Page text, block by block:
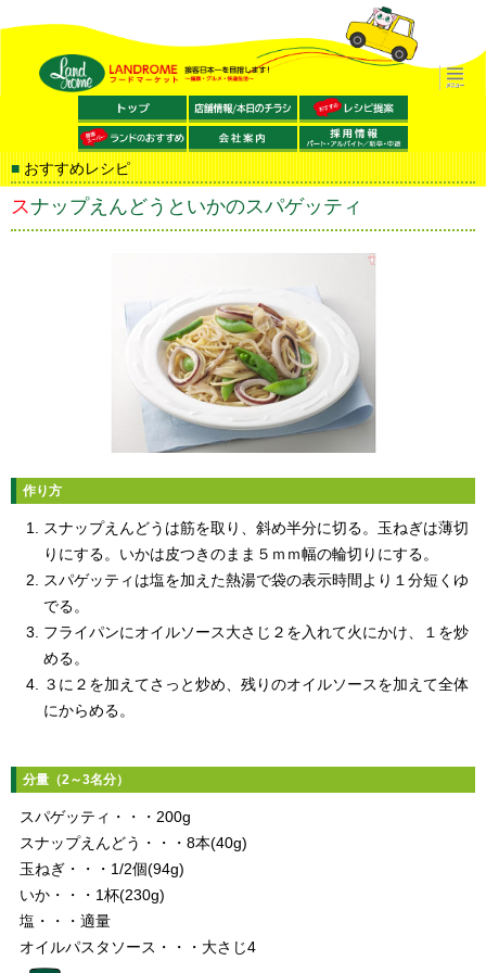
おすすめレシピ
スナップえんどうといかのスパゲッティ
作り方
スナップえんどうは筋を取り、斜め半分に切る。玉ねぎは薄切
りにする。いかは皮つきのまま５ｍｍ幅の輪切りにする。
スパゲッティは塩を加えた熱湯で袋の表示時間より１分短くゆ
でる。
フライパンにオイルソース大さじ２を入れて火にかけ、１を炒
める。
３に２を加えてさっと炒め、残りのオイルソースを加えて全体
にからめる。
分量（2～3名分）
スパゲッティ・・・200g
スナップえんどう・・・8本(40g)
玉ねぎ・・・1/2個(94g)
いか・・・1杯(230g)
塩・・・適量
オイルパスタソース・・・大さじ4